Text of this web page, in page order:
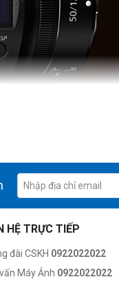
HỆ TRỰC TIẾP
đài CSKH 0922022022
Máy Ảnh 0922022022